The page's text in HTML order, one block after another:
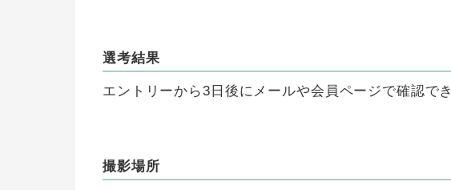
選考結果
エントリーから3日後にメールや会員ページで確認でき
撮影場所